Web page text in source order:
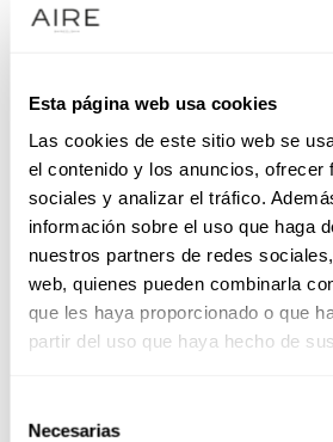
Esta página web usa cookies
Las cookies de este sitio web se
el contenido y los anuncios, ofrecer
sociales y analizar el tráfico.
información sobre el uso que haga
nuestros partners de redes
web, quienes pueden combinarla
que les haya proporcionado o que
partir del uso que haya hecho de
Necesarias